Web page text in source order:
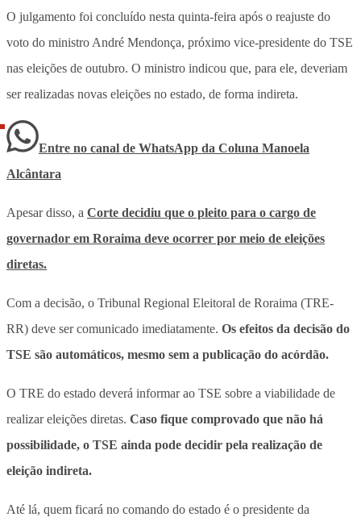
O julgamento foi concluído nesta quinta-feira após o reajuste do
voto do ministro André Mendonça, próximo vice-presidente do TSE
nas eleições de outubro. O ministro indicou que, para ele, deveriam
ser realizadas novas eleições no estado, de forma indireta.
Entre no canal de WhatsApp da Coluna Manoela
Alcântara
Apesar disso, a Corte decidiu que o pleito para o cargo de
governador em Roraima deve ocorrer por meio de eleições
diretas.
Com a decisão, o Tribunal Regional Eleitoral de Roraima (TRE-
RR) deve ser comunicado imediatamente. Os efeitos da decisão do
TSE são automáticos, mesmo sem a publicação do acórdão.
O TRE do estado deverá informar ao TSE sobre a viabilidade de
realizar eleições diretas. Caso fique comprovado que não há
possibilidade, o TSE ainda pode decidir pela realização de
eleição indireta.
Até lá, quem ficará no comando do estado é o presidente da